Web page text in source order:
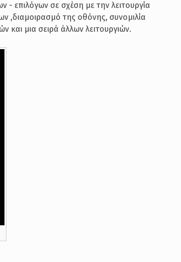
- επιλόγων σε σχέση με την λειτουργία
,διαμοιρασμό της οθόνης, συνομιλία
και μια σειρά άλλων λειτουργιών.